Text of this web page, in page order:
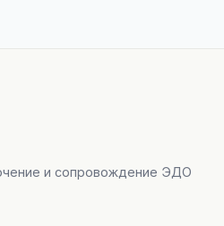
и сопровождение ЭДО